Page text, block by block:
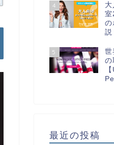
4
室
の
説
5
世
の
最近の投稿